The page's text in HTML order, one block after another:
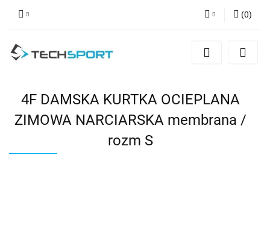
Zaloguj się
(0)
4F DAMSKA KURTKA OCIEPLANA
ZIMOWA NARCIARSKA membrana /
rozm S